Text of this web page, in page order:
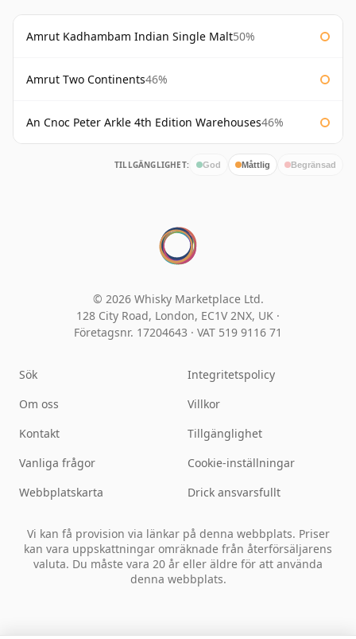
Amrut Kadhambam Indian Single Malt50%
Amrut Two Continents46%
An Cnoc Peter Arkle 4th Edition Warehouses46%
TILLGÄNGLIGHET: God Måttlig Begränsad
© 2026 Whisky Marketplace Ltd.
128 City Road, London, EC1V 2NX, UK ·
Företagsnr. 17204643 · VAT 519 9116 71
Sök
Om oss
Kontakt
Vanliga frågor
Webbplatskarta
Integritetspolicy
Villkor
Tillgänglighet
Cookie-inställningar
Drick ansvarsfullt
Vi kan få provision via länkar på denna webbplats. Priser
kan vara uppskattningar omräknade från återförsäljarens
valuta. Du måste vara 20 år eller äldre för att använda
denna webbplats.